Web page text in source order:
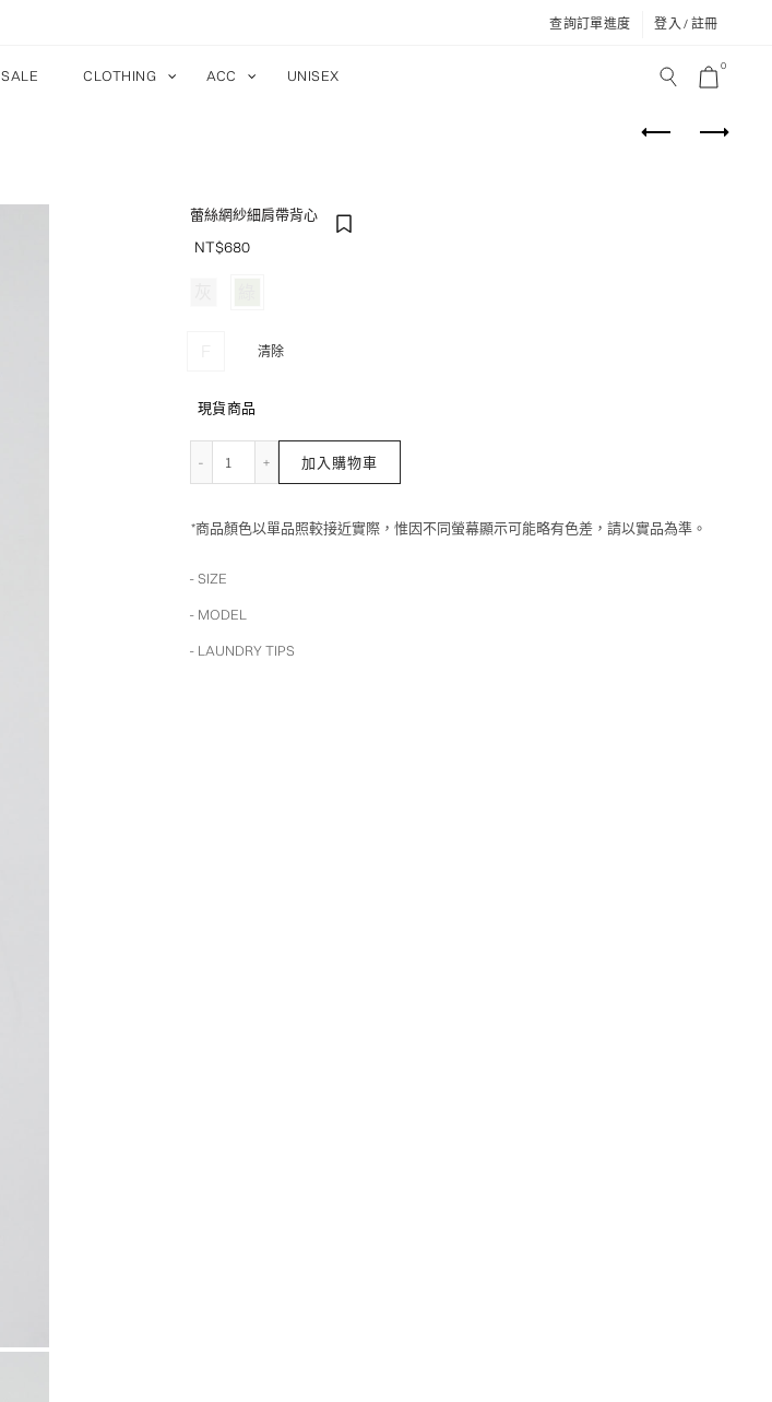
查詢訂單進度 登入 / 註冊
SALE CLOTHING ACC UNISEX
0
蕾絲網紗細肩帶背心
NT$680
清除
現貨商品
蕾絲網紗細肩帶背心 數量
加入購物車
*商品顏色以單品照較接近實際，惟因不同螢幕顯示可能略有色差，請以實品為準。
- SIZE
- MODEL
- LAUNDRY TIPS